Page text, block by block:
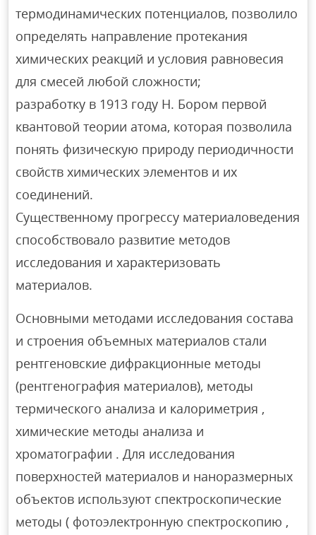
термодинамических потенциалов, позволило
определять направление протекания
химических реакций и условия равновесия
для смесей любой сложности;
разработку в 1913 году Н. Бором первой
квантовой теории атома, которая позволила
понять физическую природу периодичности
свойств химических элементов и их
соединений.
Существенному прогрессу материаловедения
способствовало развитие методов
исследования и характеризовать
материалов.
Основными методами исследования состава
и строения объемных материалов стали
рентгеновские дифракционные методы
(рентгенография материалов), методы
термического анализа и калориметрия ,
химические методы анализа и
хроматографии . Для исследования
поверхностей материалов и наноразмерных
объектов используют спектроскопические
методы ( фотоэлектронную спектроскопию ,